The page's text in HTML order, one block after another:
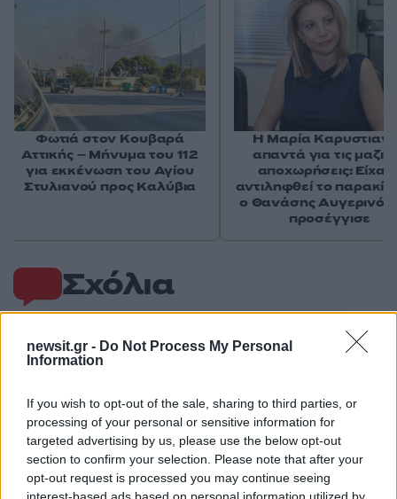
newsit.gr - Do Not Process My Personal
Information
If you wish to opt-out of the sale, sharing to third parties, or
processing of your personal or sensitive information for
targeted advertising by us, please use the below opt-out
section to confirm your selection. Please note that after your
opt-out request is processed you may continue seeing
Σχόλια
50 /50
Φωτιά στον Κουβαρά
Αττικής – Μήνυμα του 112
για εκκένωση του Αγίου
Στυλιανού προς Καλύβια
Η Μαρία
απαντά για τις
αποχωρήσεις:
αντιληφθεί το
ο Θανάσης Αυγερινός
προσέγγισε